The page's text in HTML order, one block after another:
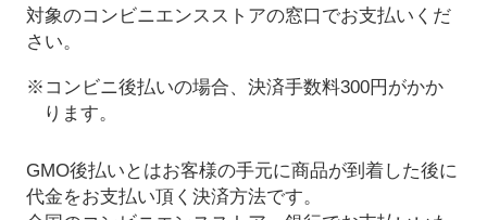
対象のコンビニエンスストアの窓口でお支払いくだ
さい。
※コンビニ後払いの場合、決済手数料300円がかか
ります。
GMO後払いとはお客様の手元に商品が到着した後に
代金をお支払い頂く決済方法です。